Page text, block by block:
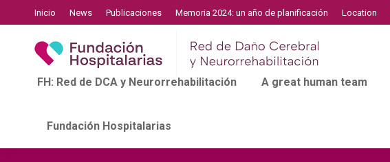
Inicio News Publicaciones Memoria 2024: un año de planificación Location
FH: Red de DCA y Neurorrehabilitación A great human team
Fundación Hospitalarias